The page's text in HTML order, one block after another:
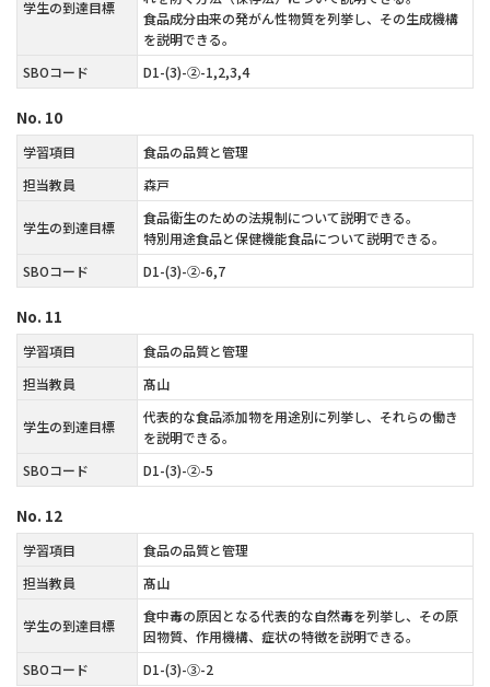
学生の到達目標
食品成分由来の発がん性物質を列挙し、その生成機構
を説明できる。
SBOコード
D1-(3)-②-1,2,3,4
No. 10
学習項目
食品の品質と管理
担当教員
森戸
学生の到達目標
食品衛生のための法規制について説明できる。
特別用途食品と保健機能食品について説明できる。
SBOコード
D1-(3)-②-6,7
No. 11
学習項目
食品の品質と管理
担当教員
髙山
学生の到達目標
代表的な食品添加物を用途別に列挙し、それらの働き
を説明できる。
SBOコード
D1-(3)-②-5
No. 12
学習項目
食品の品質と管理
担当教員
髙山
学生の到達目標
食中毒の原因となる代表的な自然毒を列挙し、その原
因物質、作用機構、症状の特徴を説明できる。
SBOコード
D1-(3)-③-2